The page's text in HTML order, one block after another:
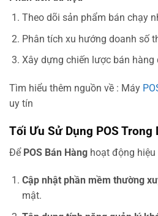
Theo dõi sản phẩm bán chạy
Phân tích xu hướng doanh số
Xây dựng chiến lược bán hàng
Tìm hiểu thêm nguồn về : Máy
uy tín
Tối Ưu Sử Dụng POS Trong
Để POS Bán Hàng hoạt động
Cập nhật phần mềm thường
mật.